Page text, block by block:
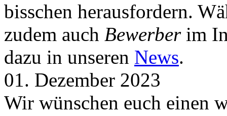
bisschen herausfordern.
zudem auch Bewerberim
dazu in unseren News.
01. Dezember 2023
Wir wünschen euch einen